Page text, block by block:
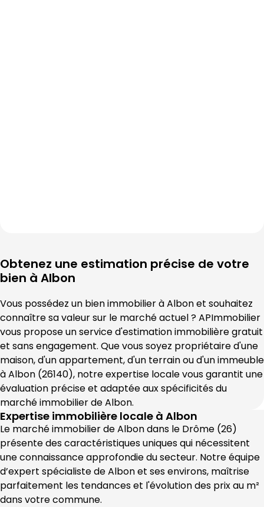
Obtenez une estimation précise de votre
bien à Albon
Vous possédez un bien immobilier à Albon et souhaitez
connaître sa valeur sur le marché actuel ? APImmobilier
vous propose un service d'estimation immobilière gratuit
et sans engagement. Que vous soyez propriétaire d'une
maison, d'un appartement, d'un terrain ou d'un immeuble
à Albon (26140), notre expertise locale vous garantit une
évaluation précise et adaptée aux spécificités du
marché immobilier de Albon.
Expertise immobilière locale à Albon
Le marché immobilier de Albon dans le Drôme (26)
présente des caractéristiques uniques qui nécessitent
une connaissance approfondie du secteur. Notre équipe
d’expert spécialiste de Albon et ses environs, maîtrise
parfaitement les tendances et l'évolution des prix au m²
dans votre commune.